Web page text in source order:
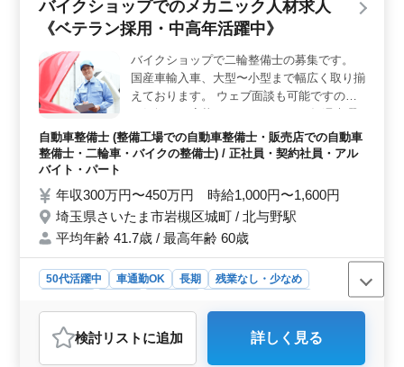
ビの取り付けなど多岐にわたります。自動車・二輪車整
備経験を活かすチャンスです。 ＜シニア現役活躍中
験を後輩に継承し、チームに貢献して働くことができま
す。
バイクショップでのメカニック人材求人
《ベテラン採用・中高年活躍中》
バイクショップで二輪整備士の募集です。
国産車輸入車、大型〜小型まで幅広く取り揃
えております。 ウェブ面談も可能ですので
日定休日（4週6～7休） ・50代以上のベテラ
ンさん採用を考えております。 ・交通費全
自動車整備士 (整備工場での自動車整備士・販売店での自動車
整備士・二輪車・バイクの整備士) / 正社員・契約社員・アル
バイト・パート
年収300万円〜450万円 時給1,000円〜1,600円
埼玉県さいたま市岩槻区城町 / 北与野駅
平均年齢 41.7歳 / 最高年齢 60歳
50代活躍中 車通勤OK 長期
残業なし・少なめ
おすすめポイント
検討リスト に追加 詳しく見る